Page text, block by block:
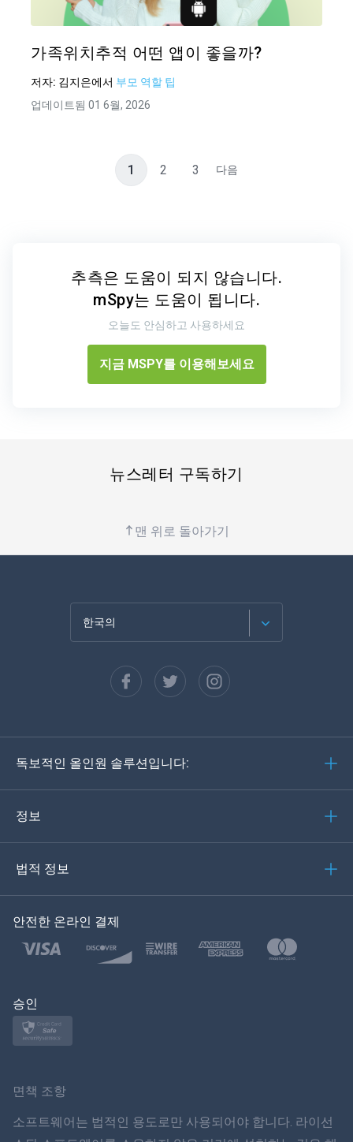
가족위치추적 어떤 앱이 좋을까?
저자: 김지은에서 부모 역할 팁
업데이트됨 01 6월, 2026
1 2 3 다음
추측은 도움이 되지 않습니다.
mSpy는 도움이 됩니다.
오늘도 안심하고 사용하세요
지금 MSPY를 이용해보세요
뉴스레터 구독하기
맨 위로 돌아가기
한국의
Français
Español
Türkçe
Polski
ภาษาไทย
독보적인 올인원 솔루션입니다:
정보
법적 정보
안전한 온라인 결제
승인
면책 조항
소프트웨어는 법적인 용도로만 사용되어야 합니다. 라이선